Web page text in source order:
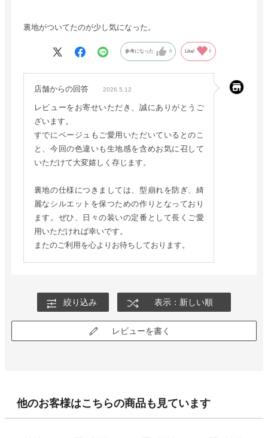
裏地がついてたのが少し気になった。
参考になった 0 Like! 0
店舗からの回答 2026.5.12
レビューをお寄せいただき、誠にありがとうご
ざいます。
すでにベージュもご愛用いただいているとのこ
と、今回の色違いも生地感を含めお気に召して
いただけて大変嬉しく存じます。
裏地の仕様につきましては、型崩れを防ぎ、綺
麗なシルエットを保つための作りとなっており
ます。ぜひ、日々の装いの定番として長くご愛
用いただければ幸いです。
またのご利用を心よりお待ちしております。
絞り込み 表示：新しい順
レビューを書く
他のお客様はこちらの商品も見ています